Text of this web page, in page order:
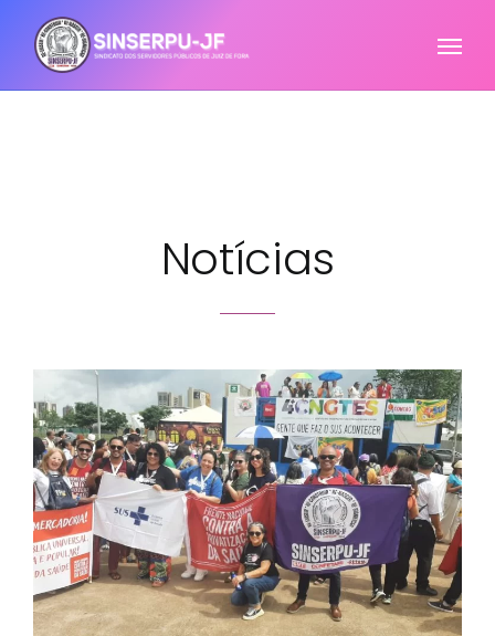
Notícias